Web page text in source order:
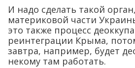
И надо сделать такой
материковой части
это также процесс
реинтеграции Крыма,
завтра, например, будет
некому там работать.